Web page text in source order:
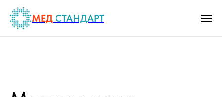
МЕД СТАНДАРТ